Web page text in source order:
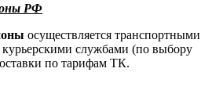
РФ
осуществляется транспортными
службами (по выбору
по тарифам ТК.